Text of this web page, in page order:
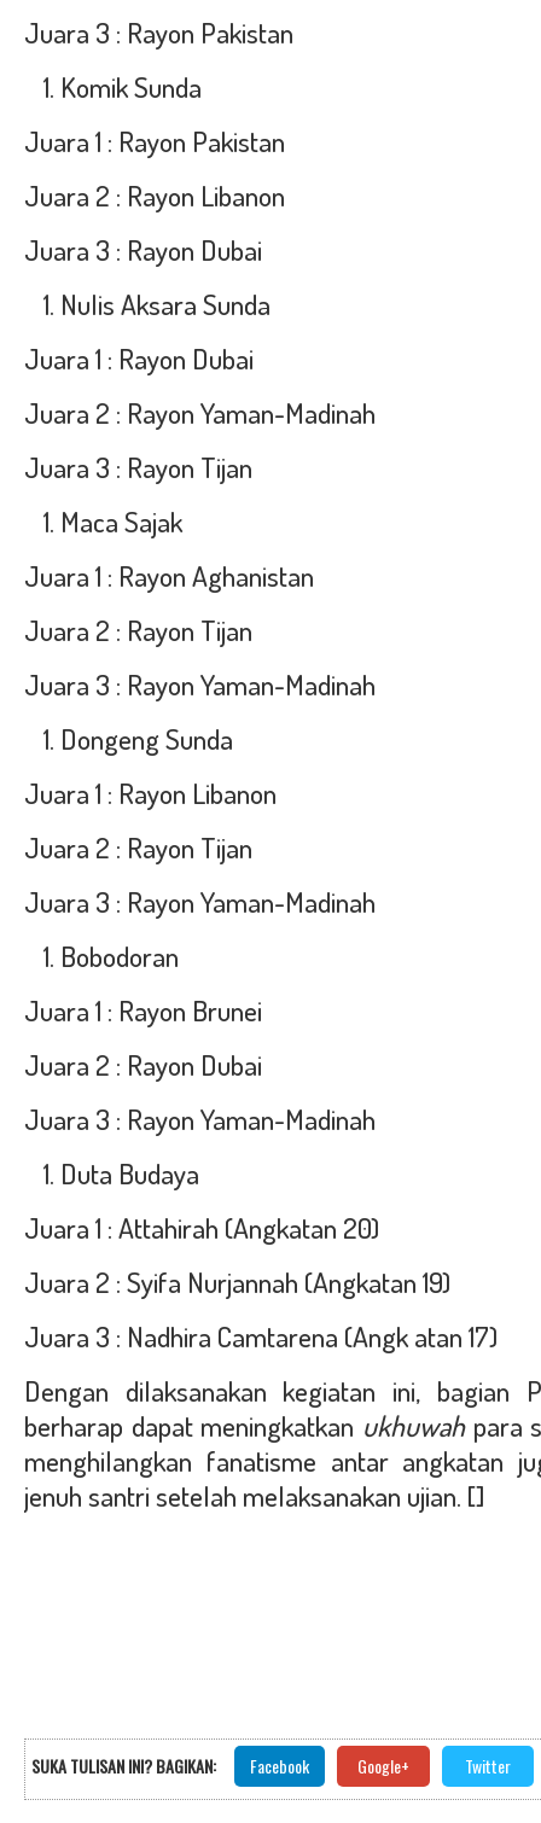
Juara 3 : Rayon Pakistan
Komik Sunda
Juara 1 : Rayon Pakistan
Juara 2 : Rayon Libanon
Juara 3 : Rayon Dubai
Nulis Aksara Sunda
Juara 1 : Rayon Dubai
Juara 2 : Rayon Yaman-Madinah
Juara 3 : Rayon Tijan
Maca Sajak
Juara 1 : Rayon Aghanistan
Juara 2 : Rayon Tijan
Juara 3 : Rayon Yaman-Madinah
Dongeng Sunda
Juara 1 : Rayon Libanon
Juara 2 : Rayon Tijan
Juara 3 : Rayon Yaman-Madinah
Bobodoran
Juara 1 : Rayon Brunei
Juara 2 : Rayon Dubai
Juara 3 : Rayon Yaman-Madinah
Duta Budaya
Juara 1 : Attahirah (Angkatan 20)
Juara 2 : Syifa Nurjannah (Angkatan 19)
Juara 3 : Nadhira Camtarena (Angk atan 17)
Dengan dilaksanakan kegiatan ini, bagian
berharap dapat meningkatkan ukhuwahpara
menghilangkan fanatisme antar angkatan
jenuh santri setelah melaksanakan ujian. []
SUKA TULISAN INI? BAGIKAN: Facebook Google+ Twitter